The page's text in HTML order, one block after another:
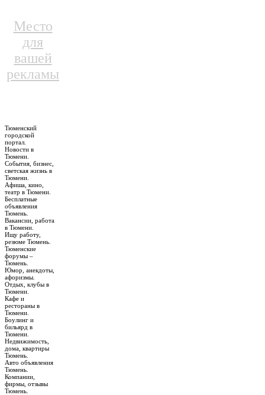
Место
для
вашей
рекламы
Тюменский
городской
портал.
Новости в
Тюмени.
События, бизнес,
светская жизнь в
Тюмени.
Афиша, кино,
театр в Тюмени.
Бесплатные
объявления
Тюмень.
Вакансии, работа
в Тюмени.
Ищу работу,
резюме Тюмень.
Тюменские
форумы –
Тюмень.
Юмор, анекдоты,
афоризмы.
Отдых, клубы в
Тюмени.
Кафе и
рестораны в
Тюмени.
Боулинг и
бильярд в
Тюмени.
Недвижимость,
дома, квартиры
Тюмень.
Авто объявления
Тюмень.
Компании,
фирмы, отзывы
Тюмень.